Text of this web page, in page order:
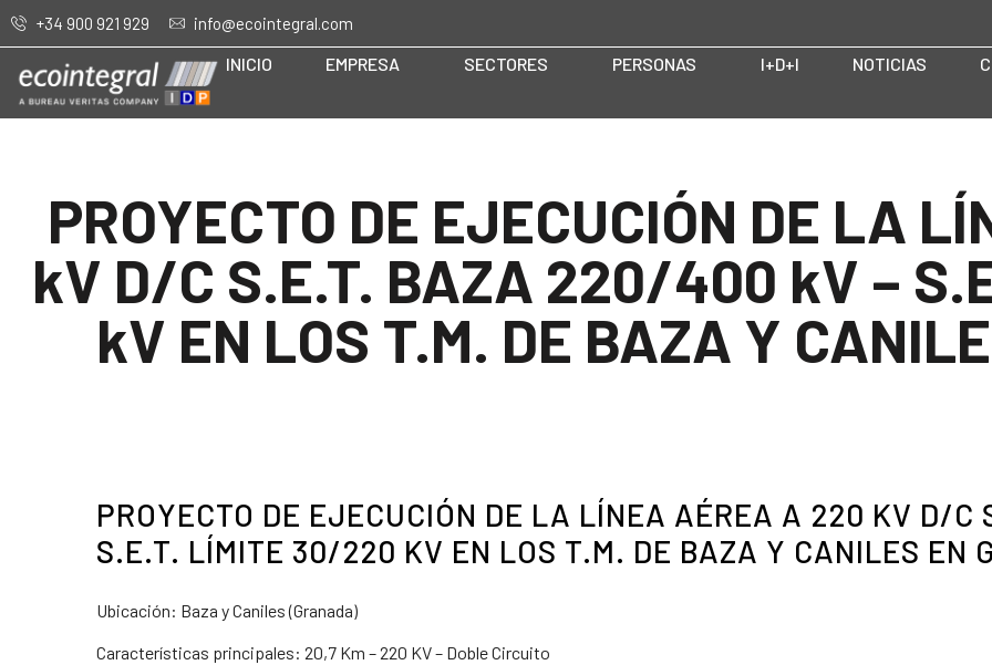
+34 900 921 929 info@ecointegral.com
INICIO EMPRESA SECTORES PERSONAS I+D+I NOTICIAS
PROYECTO DE EJECUCIÓN DE LA
kV D/C S.E.T. BAZA 220/400 kV –
kV EN LOS T.M. DE BAZA Y
PROYECTO DE EJECUCIÓN DE LA LÍNEA AÉREA A 220 KV D/
S.E.T. LÍMITE 30/220 KV EN LOS T.M. DE BAZA Y CANILES EN
Ubicación: Baza y Caniles (Granada)
Características principales: 20,7 Km – 220 KV – Doble Circuito